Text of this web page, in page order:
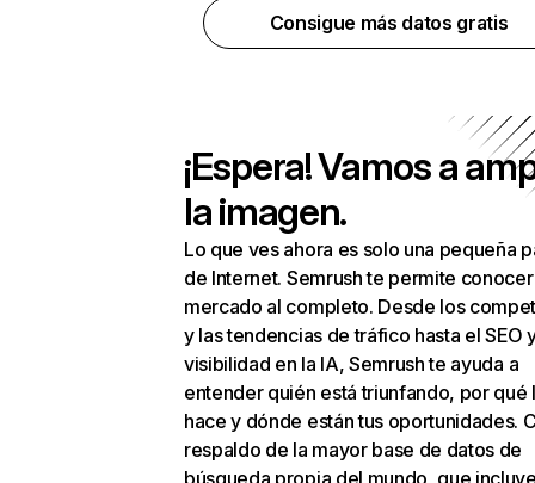
Consigue más datos gratis
¡Espera! Vamos a
la imagen.
Lo que ves ahora es solo una pequeña
de Internet. Semrush te permite
mercado al completo. Desde los
y las tendencias de tráfico hasta el SEO
visibilidad en la IA, Semrush te ayuda a
entender quién está triunfando, por qué
hace y dónde están tus oportunidades.
respaldo de la mayor base de datos de
búsqueda propia del mundo, que